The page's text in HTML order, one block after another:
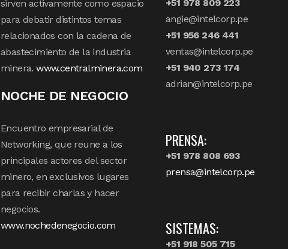
sirven activamente como espacio
para debatir distintos temas
relacionados con la cadena de
abastecimiento de la industria
minera.www.centralminera.com
NOCHE DE NEGOCIO
Encuentro empresarial de
Networking, que reune a los
principales actores del sector
minero, en exclusivos lugares
para recibir charlas y hacer
negocios.
www.nochedenegocio.com
+51 978 809 223
angie@intelcorp.pe
+51 956 246 441
ventas@intelcorp.pe
+51 940 273 174
adrian@intelcorp.pe
PRENSA:
+51 978 808 693
prensa@intelcorp.pe
SISTEMAS:
+51 918 505 715